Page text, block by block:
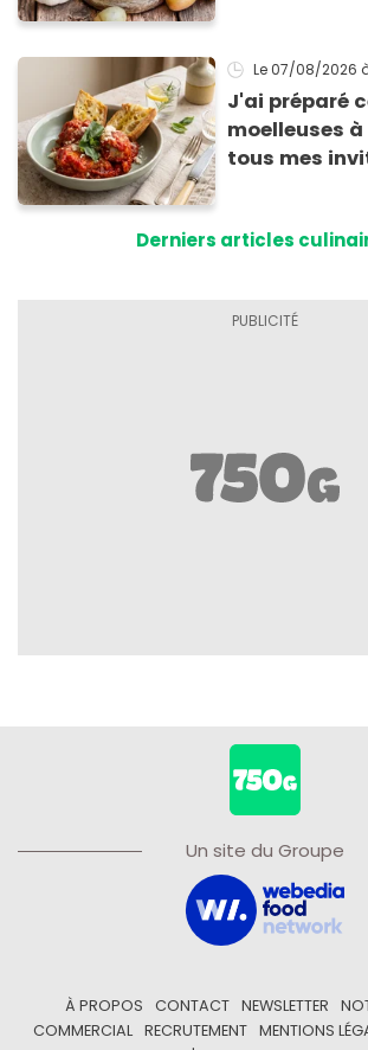
Le 07/08/2026
J'ai préparé
moelleuses
tous mes
Derniers articles
Un site du Groupe
À PROPOS CONTACT NEWSLETTER
COMMERCIAL
RECRUTEMENT MENTIONS